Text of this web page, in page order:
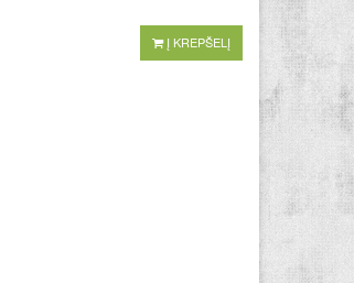
Į KREPŠELĮ